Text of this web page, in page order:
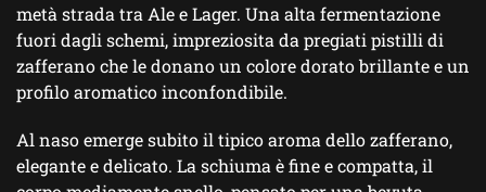
metà strada tra Ale e Lager. Una alta fermentazione
fuori dagli schemi, impreziosita da pregiati pistilli di
zafferano che le donano un colore dorato brillante e un
profilo aromatico inconfondibile.
Al naso emerge subito il tipico aroma dello zafferano,
elegante e delicato. La schiuma è fine e compatta, il